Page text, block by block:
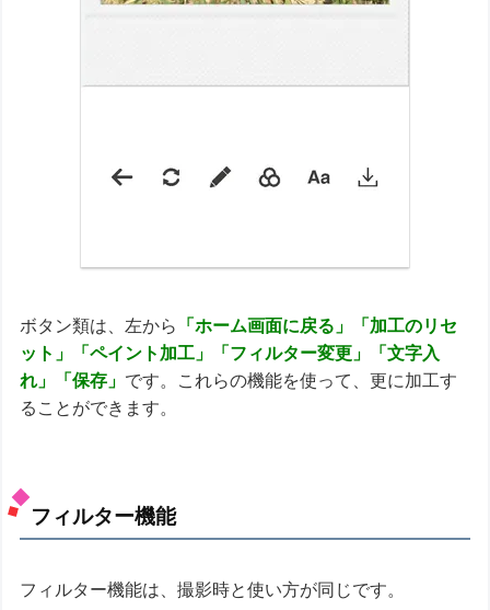
ボタン類は、左から
「ホーム画面に戻る」「加工のリセ
ット」「ペイント加工」「フィルター変更」「文字入
れ」「保存」 です。これらの機能を使って、更に加工す
ることができます。
フィルター機能
フィルター機能は、撮影時と使い方が同じです。